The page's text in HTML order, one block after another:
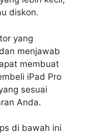
diskon.
yang
menjawab
membuat
iPad Pro
sesuai
Anda.
di bawah ini